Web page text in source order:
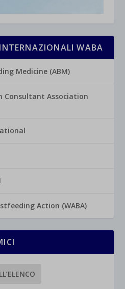
WABA
Medicine (ABM)
Association
Action (WABA)